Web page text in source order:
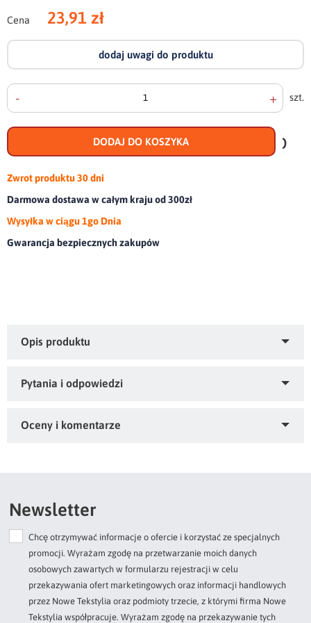
Cena 23,91 zł
dodaj uwagi do produktu
- + szt.
DODAJ DO KOSZYKA
do
Zwrot produktu30 dni
Darmowa dostawa w całym kraju od 300zł
Wysyłka w ciągu 1go Dnia
Gwarancja bezpiecznych zakupów
Gramatura: 210 GSM, Skład: 95% poliester, 5% elastan
Zapytaj o produkt
Dodaj opinię o produkcie
Twoja ocena
Bardzo dobry
Twoja opinia o produkcie
Newsletter
Chcę otrzymywać informacje o ofercie i korzystać ze specjalnych
promocji. Wyrażam zgodę na przetwarzanie moich danych
osobowych zawartych w formularzu rejestracji w celu
przekazywania ofert marketingowych oraz informacji handlowych
przez Nowe Tekstylia oraz podmioty trzecie, z którymi firma Nowe
Tekstylia współpracuje. Wyrażam zgodę na przekazywanie tych